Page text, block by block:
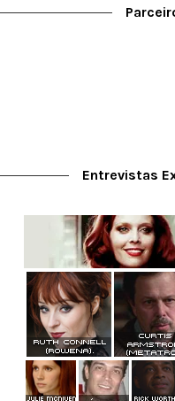
Entrevistas